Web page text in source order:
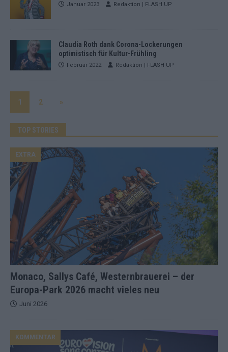
Januar 2023 Redaktion | FLASH UP
Claudia Roth dank Corona-Lockerungen
optimistisch für Kultur-Frühling
Februar 2022 Redaktion | FLASH UP
1 2 »
TOP STORIES
Monaco, Sallys Café, Westernbrauerei – der
Europa-Park 2026 macht vieles neu
EXTRA
Juni 2026
KOMMENTAR